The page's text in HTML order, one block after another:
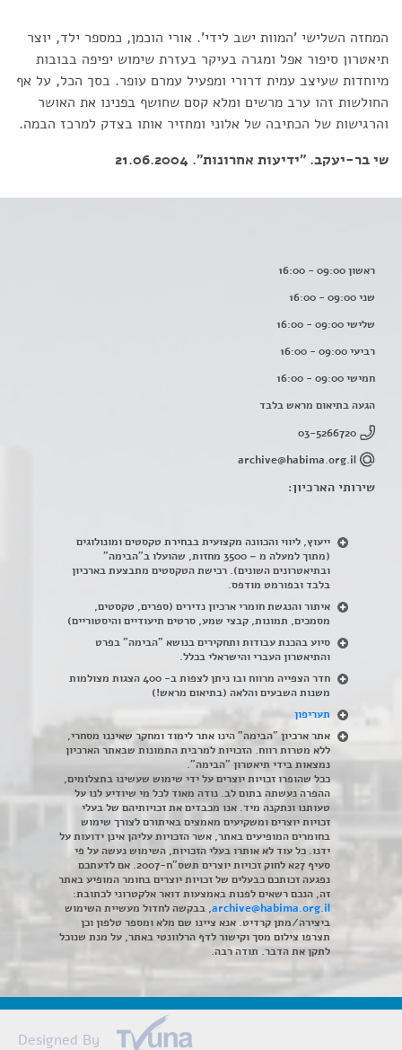
המחזה השלישי 'המוות ישב לידי'. אורי הוכמן, כמספר ילד, יוצר
תיאטרון סיפור אפל ומגרה בעיקר בעזרת שימוש יפיפה בבובות
מיוחדות שעיצב עמית דרורי ומפעיל עמרם עופר. בסך הכל, על אף
החולשות זהו ערב מרשים ומלא קסם שחושף בפנינו את האושר
והרגישות של הכתיבה של אלוני ומחזיר אותו בצדק למרכז הבמה.
שי בר-יעקב. "ידיעות אחרונות". 21.06.2004
ראשון 09:00 - 16:00
שני 09:00 - 16:00
שלישי 09:00 - 16:00
רביעי 09:00 - 16:00
חמישי 09:00 - 16:00
הגעה בתיאום מראש בלבד
03-5266720
archive@habima.org.il
שירותי הארכיון:
ייעוץ, ליווי והכוונה מקצועית בבחירת טקסטים ומונולוגים
(מתוך למעלה מ – 3500 מחזות, שהועלו ב"הבימה"
ובתיאטרונים השונים). רכישת הטקסטים מתבצעת בארכיון
בלבד ובפורמט מודפס.
איתור והנגשת חומרי ארכיון נדירים (ספרים, טקסטים,
מסמכים, תמונות, קבצי שמע, סרטים תיעודיים והיסטוריים)
סיוע בהכנת עבודות ותחקירים בנושא "הבימה" בפרט
והתיאטרון העברי והישראלי בכלל.
חדר הצפייה מרווח ובו ניתן לצפות ב- 400 הצגות מצולמות
משנות השבעים והלאה (בתיאום מראש!)
תעריפון
אתר ארכיון "הבימה" הינו אתר לימוד ומחקר שאיננו מסחרי,
ללא מטרות רווח. הזכויות למרבית התמונות שבאתר הארכיון
נמצאות בידי תיאטרון "הבימה".
ככל שהופרו זכויות יוצרים על ידי שימוש שעשינו בתצלומים,
ההפרה נעשתה בתום לב. נודה מאוד לכל מי שיודיע לנו על
טעותנו ונתקנה מיד. אנו מכבדים את זכויותיהם של בעלי
זכויות יוצרים ומשקיעים מאמצים באיתורם לצורך שימוש
בחומרים המופיעים באתר, אשר הזכויות עליהן אינן ידועות על
ידנו. כל עוד לא אותרו בעלי הזכויות, השימוש נעשה על פי
סעיף 27א לחוק זכויות יוצרים תשס"ח-2007. אם לדעתכם
נפגעה זכותכם כבעלים של זכויות יוצרים בחומר המופיע באתר
זה, הנכם רשאים לפנות באמצעות דואר אלקטרוני לכתובת:
archive@habima.org.il, בבקשה לחדול מעשיית השימוש
ביצירה/מתן קרדיט. אנא ציינו שם מלא ומספר טלפון וכן
תצרפו צילום מסך וקישור לדף הרלוונטי באתר, על מנת שנוכל
לתקן את הדבר. תודה רבה.
Designed By